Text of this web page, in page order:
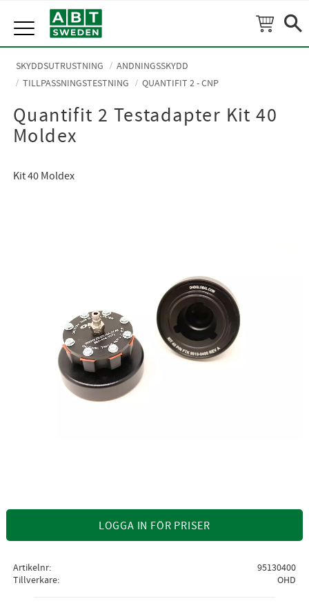
Meny
SKYDDSUTRUSTNING
ANDNINGSSKYDD
TILLPASSNINGSTESTNING
QUANTIFIT 2 - CNP
Quantifit 2 Testadapter Kit 40
Moldex
Kit 40 Moldex
LOGGA IN FÖR PRISER
Artikelnr
95130400
Tillverkare
OHD